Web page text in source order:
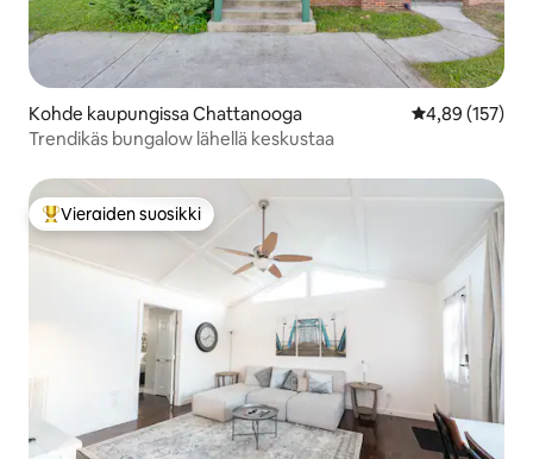
Kohde kaupungissa Chattanooga
4,89 (157)
Trendikäs bungalow lähellä keskustaa
Vieraiden suosikkien parhaimmistoa
Vieraiden suosikki